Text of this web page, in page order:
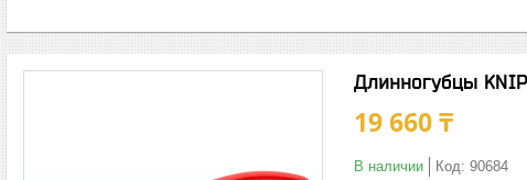
Длинногубцы
19 660 ₸
В наличии Код: 90684